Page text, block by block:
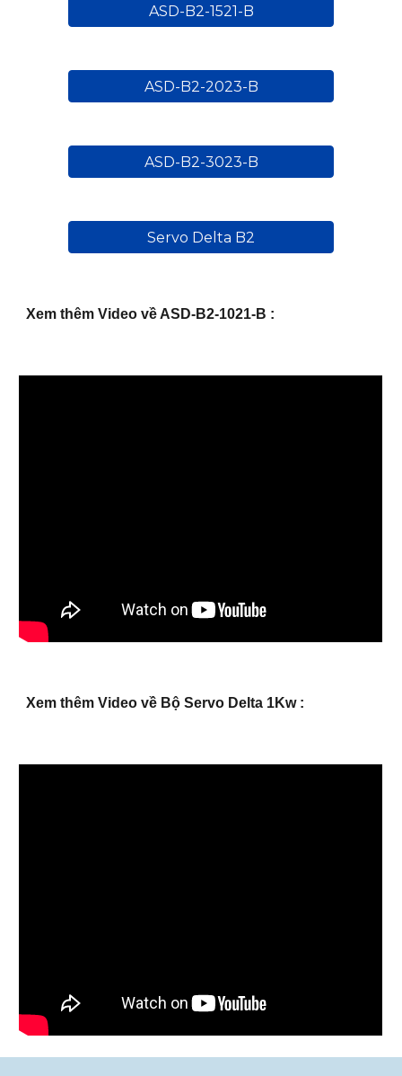
ASD-B2-1521-B
ASD-B2-2023-B
ASD-B2-3023-B
Servo Delta B2
Xem thêm Video về ASD-B2-1021-B :
Xem thêm Video về Bộ Servo Delta 1Kw: